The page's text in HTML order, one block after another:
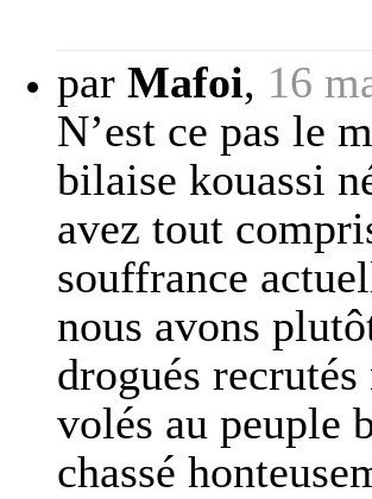
par Mafoi, 16
N’est ce pas le
bilaise kouassi
avez tout
souffrance
nous avons
drogués
volés au peuple
chassé